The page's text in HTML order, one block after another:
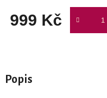
999 Kč
Popis